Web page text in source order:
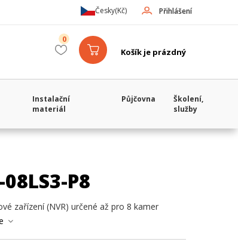
Přihlášení
Česky(Kč)
Košík je prázdný
0
Instalační
materiál
Půjčovna
Školení,
služby
P8
zařízení (NVR) určené až pro 8 kamer